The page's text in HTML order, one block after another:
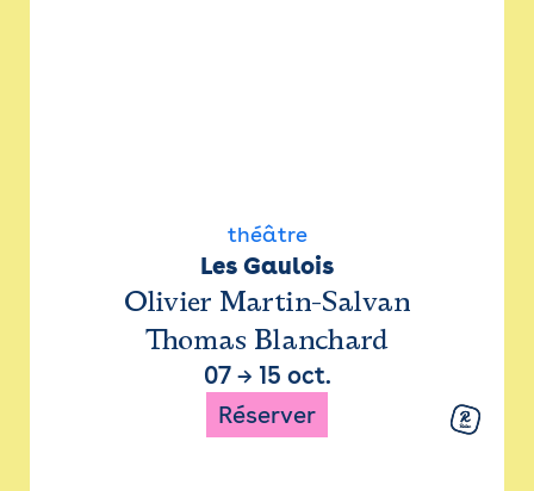
théâtre
Les Gaulois
Olivier Martin-Salvan
Thomas Blanchard
07→ 15 oct.
Réserver